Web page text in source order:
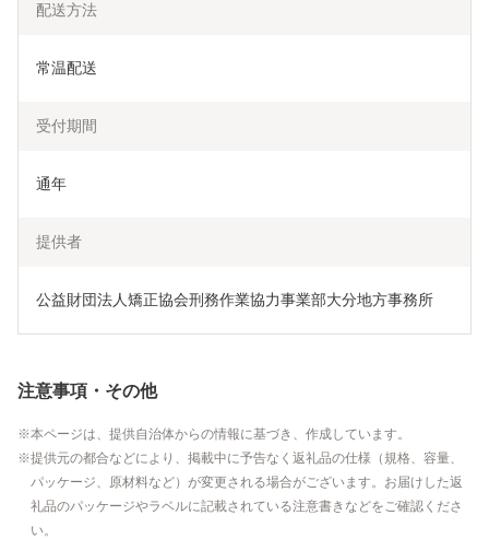
配送方法
常温配送
受付期間
通年
提供者
公益財団法人矯正協会刑務作業協力事業部大分地方事務所
注意事項・その他
本ページは、提供自治体からの情報に基づき、作成しています。
提供元の都合などにより、掲載中に予告なく返礼品の仕様（規格、容量、
パッケージ、原材料など）が変更される場合がございます。お届けした返
礼品のパッケージやラベルに記載されている注意書きなどをご確認くださ
い。